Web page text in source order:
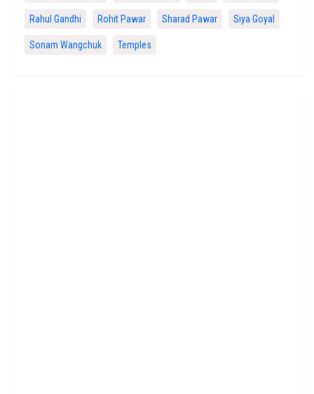
Rahul Gandhi Rohit Pawar Sharad Pawar Siya Goyal
Sonam Wangchuk Temples